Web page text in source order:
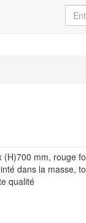
(H)700 mm, rouge
dans la masse,
qualité